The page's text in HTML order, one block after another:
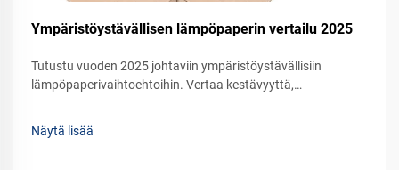
Ympäristöystävällisen lämpöpaperin vertailu 2025
Tutustu vuoden 2025 johtaviin ympäristöystävällisiin
lämpöpaperivaihtoehtoihin. Vertaa kestävyyttä,
Näytä lisää